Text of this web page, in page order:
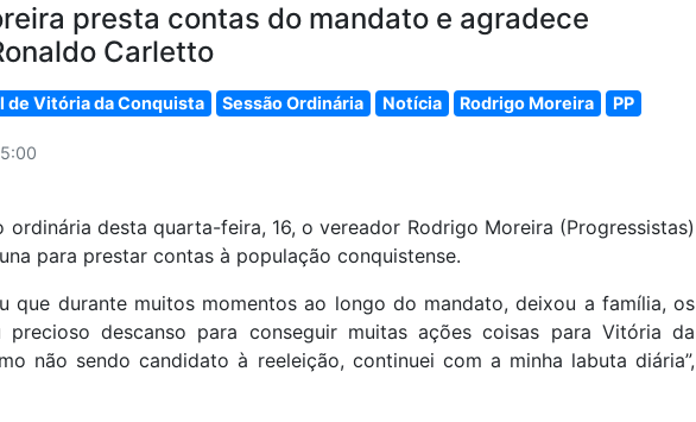
presta contas do mandato e agradece
Carletto
de Vitória da Conquista Sessão Ordinária Notícia Rodrigo Moreira PP
ordinária desta quarta-feira, 16, o vereador Rodrigo Moreira (Progressistas)
para prestar contas à população conquistense.
que durante muitos momentos ao longo do mandato, deixou a família, os
descanso para conseguir muitas ações coisas para Vitória da
não sendo candidato à reeleição, continuei com a minha labuta diária”,